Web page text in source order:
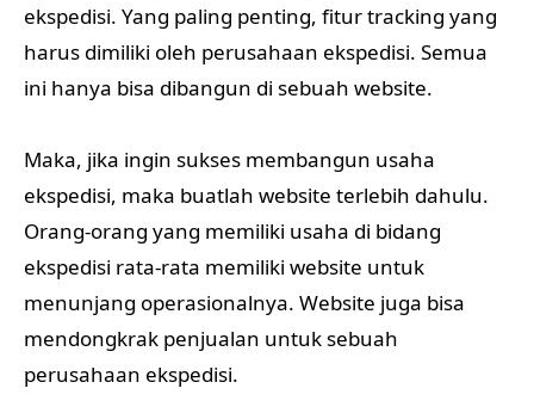
ekspedisi. Yang paling penting, fitur tracking yang
harus dimiliki oleh perusahaan ekspedisi. Semua
ini hanya bisa dibangun di sebuah website.
Maka, jika ingin sukses membangun usaha
ekspedisi, maka buatlah website terlebih dahulu.
Orang-orang yang memiliki usaha di bidang
ekspedisi rata-rata memiliki website untuk
menunjang operasionalnya. Website juga bisa
mendongkrak penjualan untuk sebuah
perusahaan ekspedisi.